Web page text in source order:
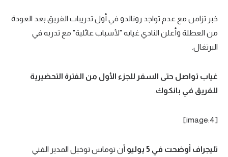
خبر تزامن مع عدم تواجد رونالدو في أول تدريبات الفريق بعد العودة
من العطلة وأعلن النادي غيابه "لأسباب عائلية" مع تدربه في
البرتغال.
غياب تواصل حتى السفر للجزء الأول من الفترة التحضيرية
للفريق في بانكوك
[image:4]
تليجراف أوضحت في 5 يوليو
أن توماس توخيل المدير الفني